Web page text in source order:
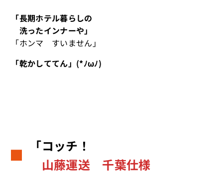
「長期ホテル暮らしの
洗ったインナーや」
「ホンマ すいません」
「乾かしててん」(*ﾉωﾉ)
「コッチ！
山藤運送 千葉仕様